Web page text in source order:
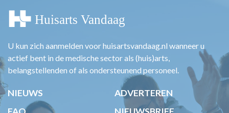
U kun zich aanmelden voor huisartsvandaag.nl wanneer u
actief bent in de medische sector als (huis)arts,
belangstellenden of als ondersteunend personeel.
NIEUWS
ADVERTEREN